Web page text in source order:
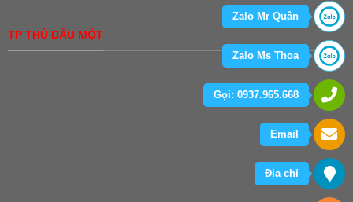
TP THỦ DẦU MỘT
Zalo Mr Quân
Zalo Ms Thoa
Gọi: 0937.965.668
Email
Địa chỉ